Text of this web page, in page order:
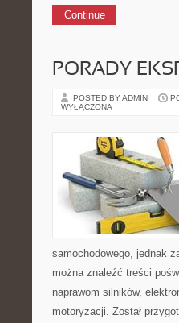
Continue
PORADY
POSTED BY ADMIN
WYŁĄCZONA
samochodowego, jednak
można znaleźć treści
naprawom silników,
motoryzacji. Został